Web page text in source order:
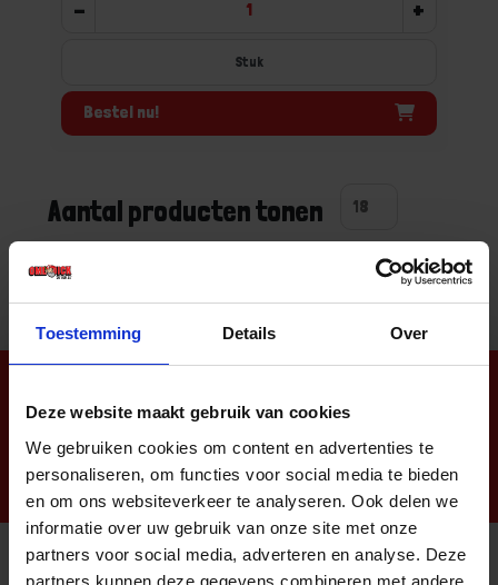
Toestemming Details Over
Deze website maakt gebruik van cookies
We gebruiken cookies om content en advertenties te
personaliseren, om functies voor social media te bieden
en om ons websiteverkeer te analyseren. Ook delen we
informatie over uw gebruik van onze site met onze
partners voor social media, adverteren en analyse. Deze
partners kunnen deze gegevens combineren met andere
- +
Stuk
Bestel nu!
Aantal producten tonen